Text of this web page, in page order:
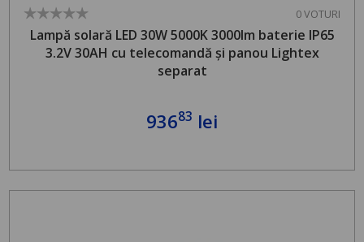
0 VOTURI
Lampă solară LED 30W 5000K 3000lm baterie IP65
3.2V 30AH cu telecomandă și panou Lightex
separat
93683 lei